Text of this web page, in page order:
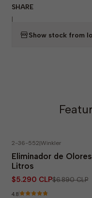
SHARE
|
Show stock from
2-36-552|Winkler
Eliminador de
Litros
$5.290 CLP$6.890 CLP
4.8